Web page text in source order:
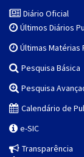
Diário Oficial
Últimos Diários
Últimas Matérias
Pesquisa Básica
Pesquisa
Calendário de
e-SIC
Transparência